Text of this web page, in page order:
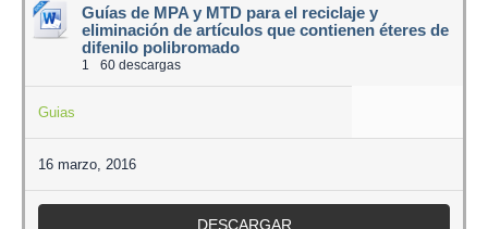
Guías de MPA y MTD para el reciclaje y
eliminación de artículos que contienen éteres de
difenilo polibromado
1 60 descargas
Guias
16 marzo, 2016
DESCARGAR